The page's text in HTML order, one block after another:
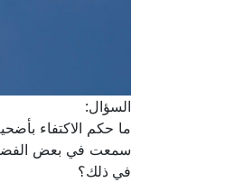
السؤال:
ما حكم الاكتفاء
سمعت في بعض
في ذلك؟